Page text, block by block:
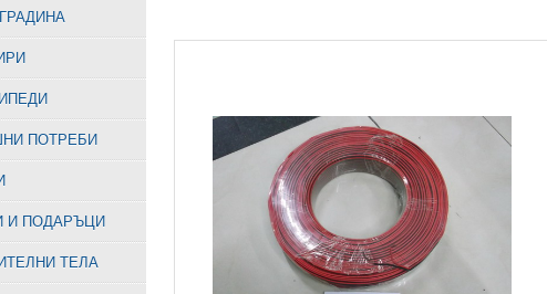
ПОТРЕБИ
И ПОДАРЪЦИ
ТЕЛА